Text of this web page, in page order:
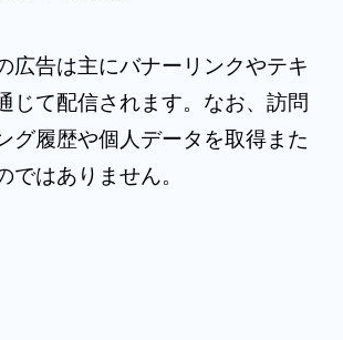
広告は主にバナーリンクやテキ
じて配信されます。なお、訪問
グ履歴や個人データを取得また
ではありません。